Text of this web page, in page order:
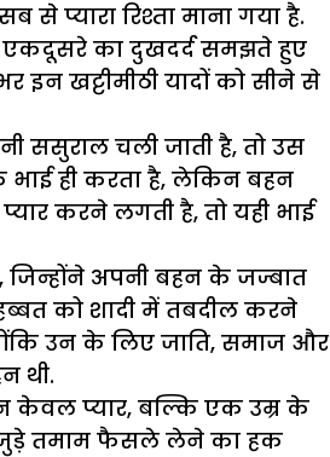
से प्यारा रिश्ता माना गया है.
का दुखदर्द समझते हुए
इन खट्टीमीठी यादों को सीने से
ससुराल चली जाती है, तो उस
भाई ही करता है, लेकिन बहन
करने लगती है, तो यही भाई
जिन्होंने अपनी बहन के जज्बात
को शादी में तबदील करने
उन के लिए जाति, समाज और
थी.
केवल प्यार, बल्कि एक उम्र के
जुड़े तमाम फैसले लेने का हक